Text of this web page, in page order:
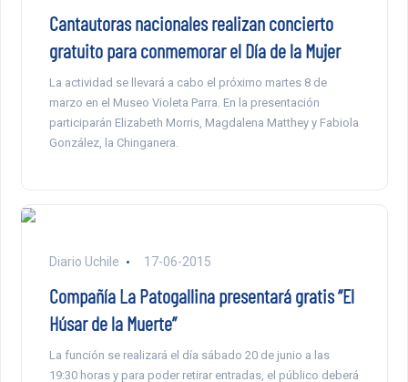
Cantautoras nacionales realizan concierto
gratuito para conmemorar el Día de la Mujer
La actividad se llevará a cabo el próximo martes 8 de
marzo en el Museo Violeta Parra. En la presentación
participarán Elizabeth Morris, Magdalena Matthey y Fabiola
González, la Chinganera.
Diario Uchile 17-06-2015
Compañía La Patogallina presentará gratis “El
Húsar de la Muerte”
La función se realizará el día sábado 20 de junio a las
19:30 horas y para poder retirar entradas, el público deberá